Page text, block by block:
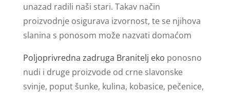
unazad radili naši stari. Takav način
proizvodnje osigurava izvornost, te se njihova
slanina s ponosom može nazvati domaćom
Poljoprivredna zadruga Branitelj eko ponosno
nudi i druge proizvode od crne slavonske
svinje, poput šunke, kulina, kobasice, pečenice,